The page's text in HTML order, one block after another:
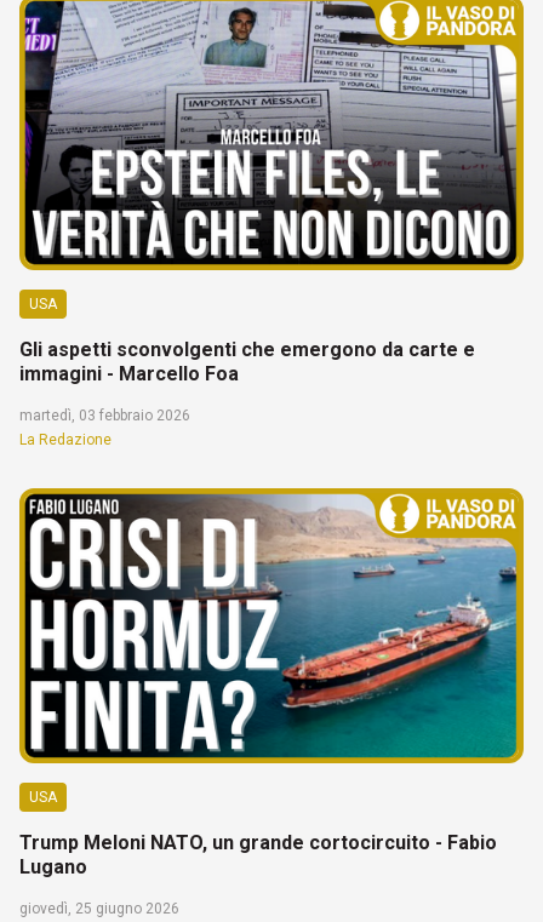
USA
Gli aspetti sconvolgenti che emergono da carte e
immagini - Marcello Foa
martedì, 03 febbraio 2026
La Redazione
USA
Trump Meloni NATO, un grande cortocircuito - Fabio
Lugano
giovedì, 25 giugno 2026